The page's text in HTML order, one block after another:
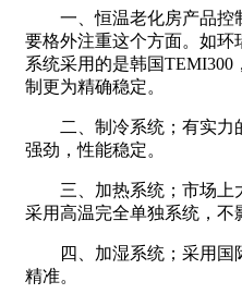
一、恒温老化房产品控
要格外注重这个方面。如环
系统采用的是韩国
制更为精确稳定。
二、制冷系统；有实
强劲，性能稳定。
三、加热系统；市场
采用高温完全单独系统，不
四、加湿系统；采用
精准。